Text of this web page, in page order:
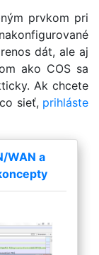
prvkom pri
dát, ale aj
ako COS sa
Ak chcete
sieť, prihláste
WAN a